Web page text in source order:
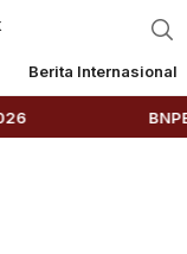
Berita Internasional
BNPB: